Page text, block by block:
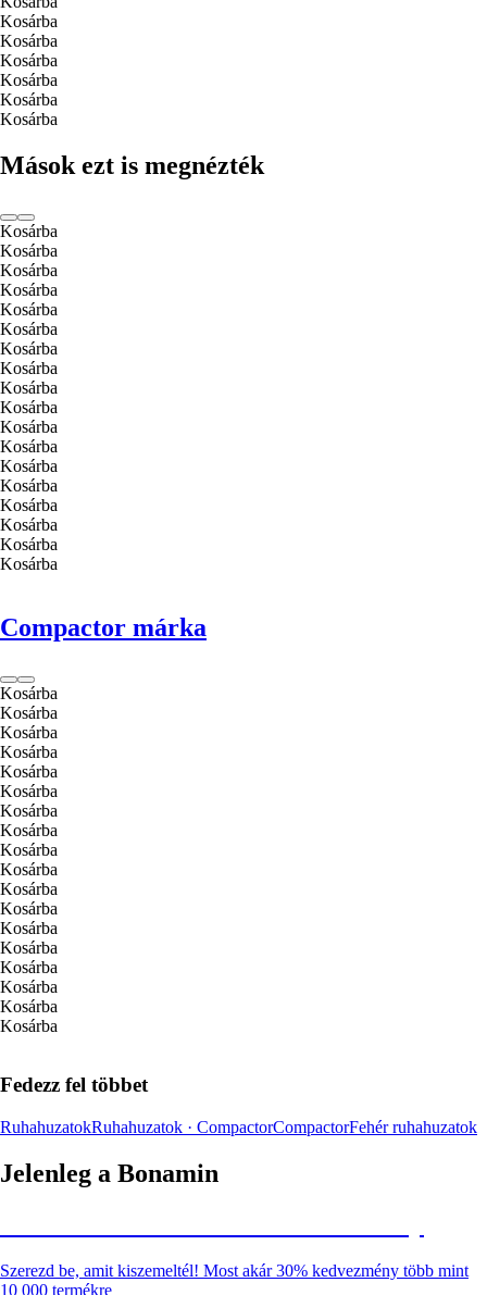
Kosárba
Kosárba
Kosárba
Kosárba
Kosárba
Kosárba
Mások ezt is megnézték
Kosárba
Kosárba
Kosárba
Kosárba
Kosárba
Kosárba
Kosárba
Kosárba
Kosárba
Kosárba
Kosárba
Kosárba
Kosárba
Kosárba
Kosárba
Kosárba
Kosárba
Kosárba
Compactor márka
Kosárba
Kosárba
Kosárba
Kosárba
Kosárba
Kosárba
Kosárba
Kosárba
Kosárba
Kosárba
Kosárba
Kosárba
Kosárba
Kosárba
Kosárba
Kosárba
Kosárba
Kosárba
Fedezz fel többet
RuhahuzatokRuhahuzatok · CompactorCompactorFehér ruhahuzatok
Jelenleg a Bonamin
Szerezd be, amit kiszemeltél! Most akár 30% kedvezmény több mint
10 000 termékre